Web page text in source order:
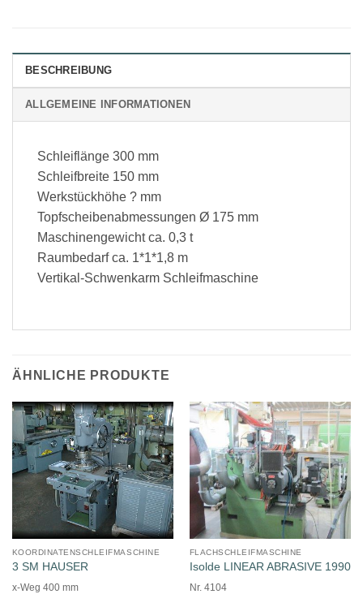
BESCHREIBUNG
ALLGEMEINE INFORMATIONEN
Schleiflänge 300 mm
Schleifbreite 150 mm
Werkstückhöhe ? mm
Topfscheibenabmessungen Ø 175 mm
Maschinengewicht ca. 0,3 t
Raumbedarf ca. 1*1*1,8 m
Vertikal-Schwenkarm Schleifmaschine
ÄHNLICHE PRODUKTE
KOORDINATENSCHLEIFMASCHINE
3 SM HAUSER
x-Weg 400 mm
FLACHSCHLEIFMASCHINE
Isolde LINEAR ABRASIVE 1990
Nr. 4104